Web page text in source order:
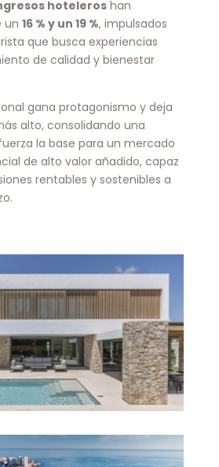
hoteleroshan
un 16 % y un 19 %, impulsados
que busca experiencias
de calidad y bienestar
gana protagonismo y deja
alto, consolidando una
la base para un mercado
de alto valor añadido, capaz
rentables y sostenibles a